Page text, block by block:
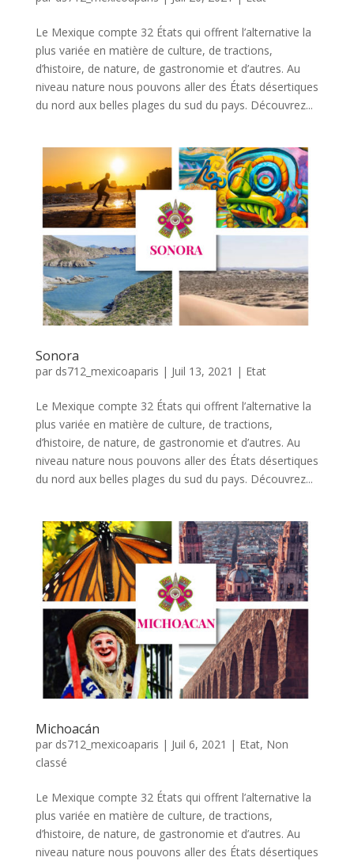
Le Mexique compte 32 États qui offrent l’alternative la
plus variée en matière de culture, de tractions,
d’histoire, de nature, de gastronomie et d’autres. Au
niveau nature nous pouvons aller des États désertiques
du nord aux belles plages du sud du pays. Découvrez...
Sonora
par ds712_mexicoaparis | Juil 13, 2021 | Etat
Le Mexique compte 32 États qui offrent l’alternative la
plus variée en matière de culture, de tractions,
d’histoire, de nature, de gastronomie et d’autres. Au
niveau nature nous pouvons aller des États désertiques
du nord aux belles plages du sud du pays. Découvrez...
Michoacán
par ds712_mexicoaparis | Juil 6, 2021 | Etat, Non
classé
Le Mexique compte 32 États qui offrent l’alternative la
plus variée en matière de culture, de tractions,
d’histoire, de nature, de gastronomie et d’autres. Au
niveau nature nous pouvons aller des États désertiques